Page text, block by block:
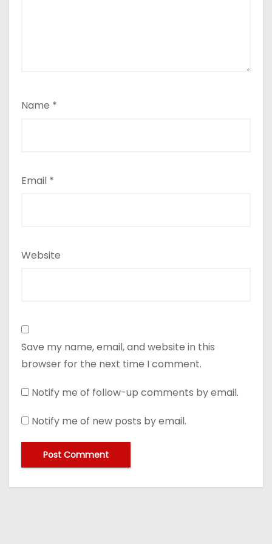
Name *
Email *
Website
Save my name, email, and website in this
browser for the next time I comment.
Notify me of follow-up comments by email.
Notify me of new posts by email.